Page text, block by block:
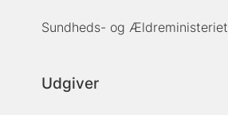
Sundheds- og Ældreministeriet
Udgiver